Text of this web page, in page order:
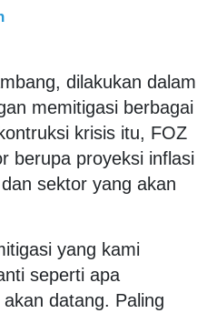
dilakukan dalam
memitigasi berbagai
krisis itu, FOZ
berupa proyeksi inflasi
sektor yang akan
yang kami
seperti apa
datang. Paling